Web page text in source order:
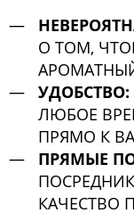
О ТОМ,
УДОБСТВО:
ЛЮБОЕ
ПРЯМО К
ПРЯМЫЕ
КАЧЕСТВО